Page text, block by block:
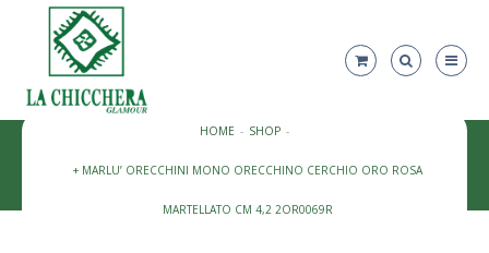
HOME SHOP
+ MARLU’ ORECCHINI MONO ORECCHINO CERCHIO ORO ROSA
MARTELLATO CM 4,2 2OR0069R